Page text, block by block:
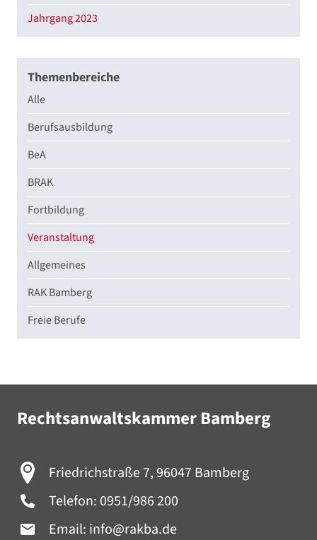
Jahrgang 2023
Themenbereiche
Alle
Berufsausbildung
BeA
BRAK
Fortbildung
Veranstaltung
Allgemeines
RAK Bamberg
Freie Berufe
Rechtsanwaltskammer Bamberg
Friedrichstraße 7, 96047 Bamberg
Telefon: 0951/986 200
Email: info@rakba.de